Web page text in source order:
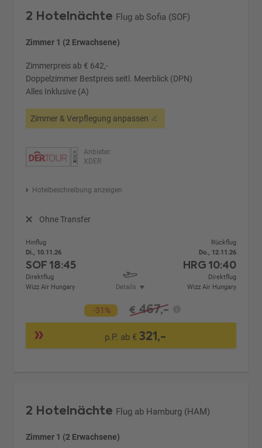
2 Hotelnächte Flug ab Sofia (SOF)
Zimmer 1 (2 Erwachsene)
Zimmerpreis ab € 642,-
Doppelzimmer Bestpreis seitl. Meerblick (DPN)
Alles Inklusive (A)
Zimmer & Verpflegung anpassen
Anbieter:
XDER
Hotelbeschreibung anzeigen
Ohne Transfer
Hinflug
Di., 10.11.26
SOF18:45
Direktflug
Wizz Air Hungary
Details
Rückflug
Do., 12.11.26
HRG 10:40
Direktflug
Wizz Air Hungary
-31% € 467,-
p.P. ab € 321,-
2 Hotelnächte Flug ab Hamburg (HAM)
Zimmer 1 (2 Erwachsene)